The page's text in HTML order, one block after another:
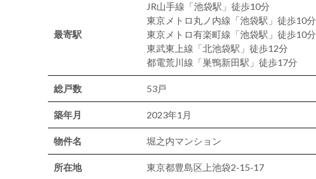
最寄駅
JR山手線「池袋駅」徒歩10分
東京メトロ丸ノ内線「池袋駅」徒歩10分
東京メトロ有楽町線「池袋駅」徒歩10分
東武東上線「北池袋駅」徒歩12分
都電荒川線「巣鴨新田駅」徒歩17分
総戸数 53戸
築年月 2023年1月
物件名 堀之内マンション
所在地 東京都豊島区上池袋2-15-17